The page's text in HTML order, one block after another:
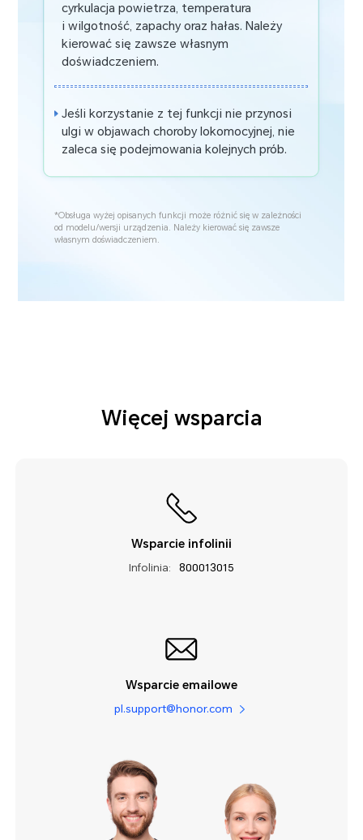
Więcej wsparcia
Wsparcie infolinii
Infolinia: 800013015
Wsparcie emailowe
pl.support@honor.com